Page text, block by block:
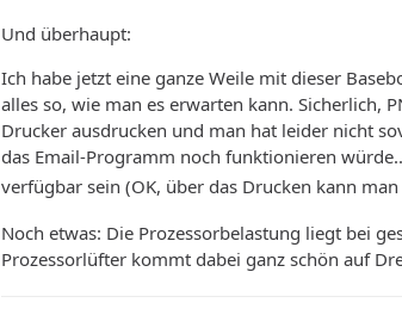
Und überhaupt:
Ich habe jetzt eine ganze Weile mit dieser
alles so, wie man es erwarten kann. Sicherlich,
Drucker ausdrucken und man hat leider nicht
das Email-Programm noch funktionieren
verfügbar sein (OK, über das Drucken kann
Noch etwas: Die Prozessorbelastung liegt bei
Prozessorlüfter kommt dabei ganz schön auf